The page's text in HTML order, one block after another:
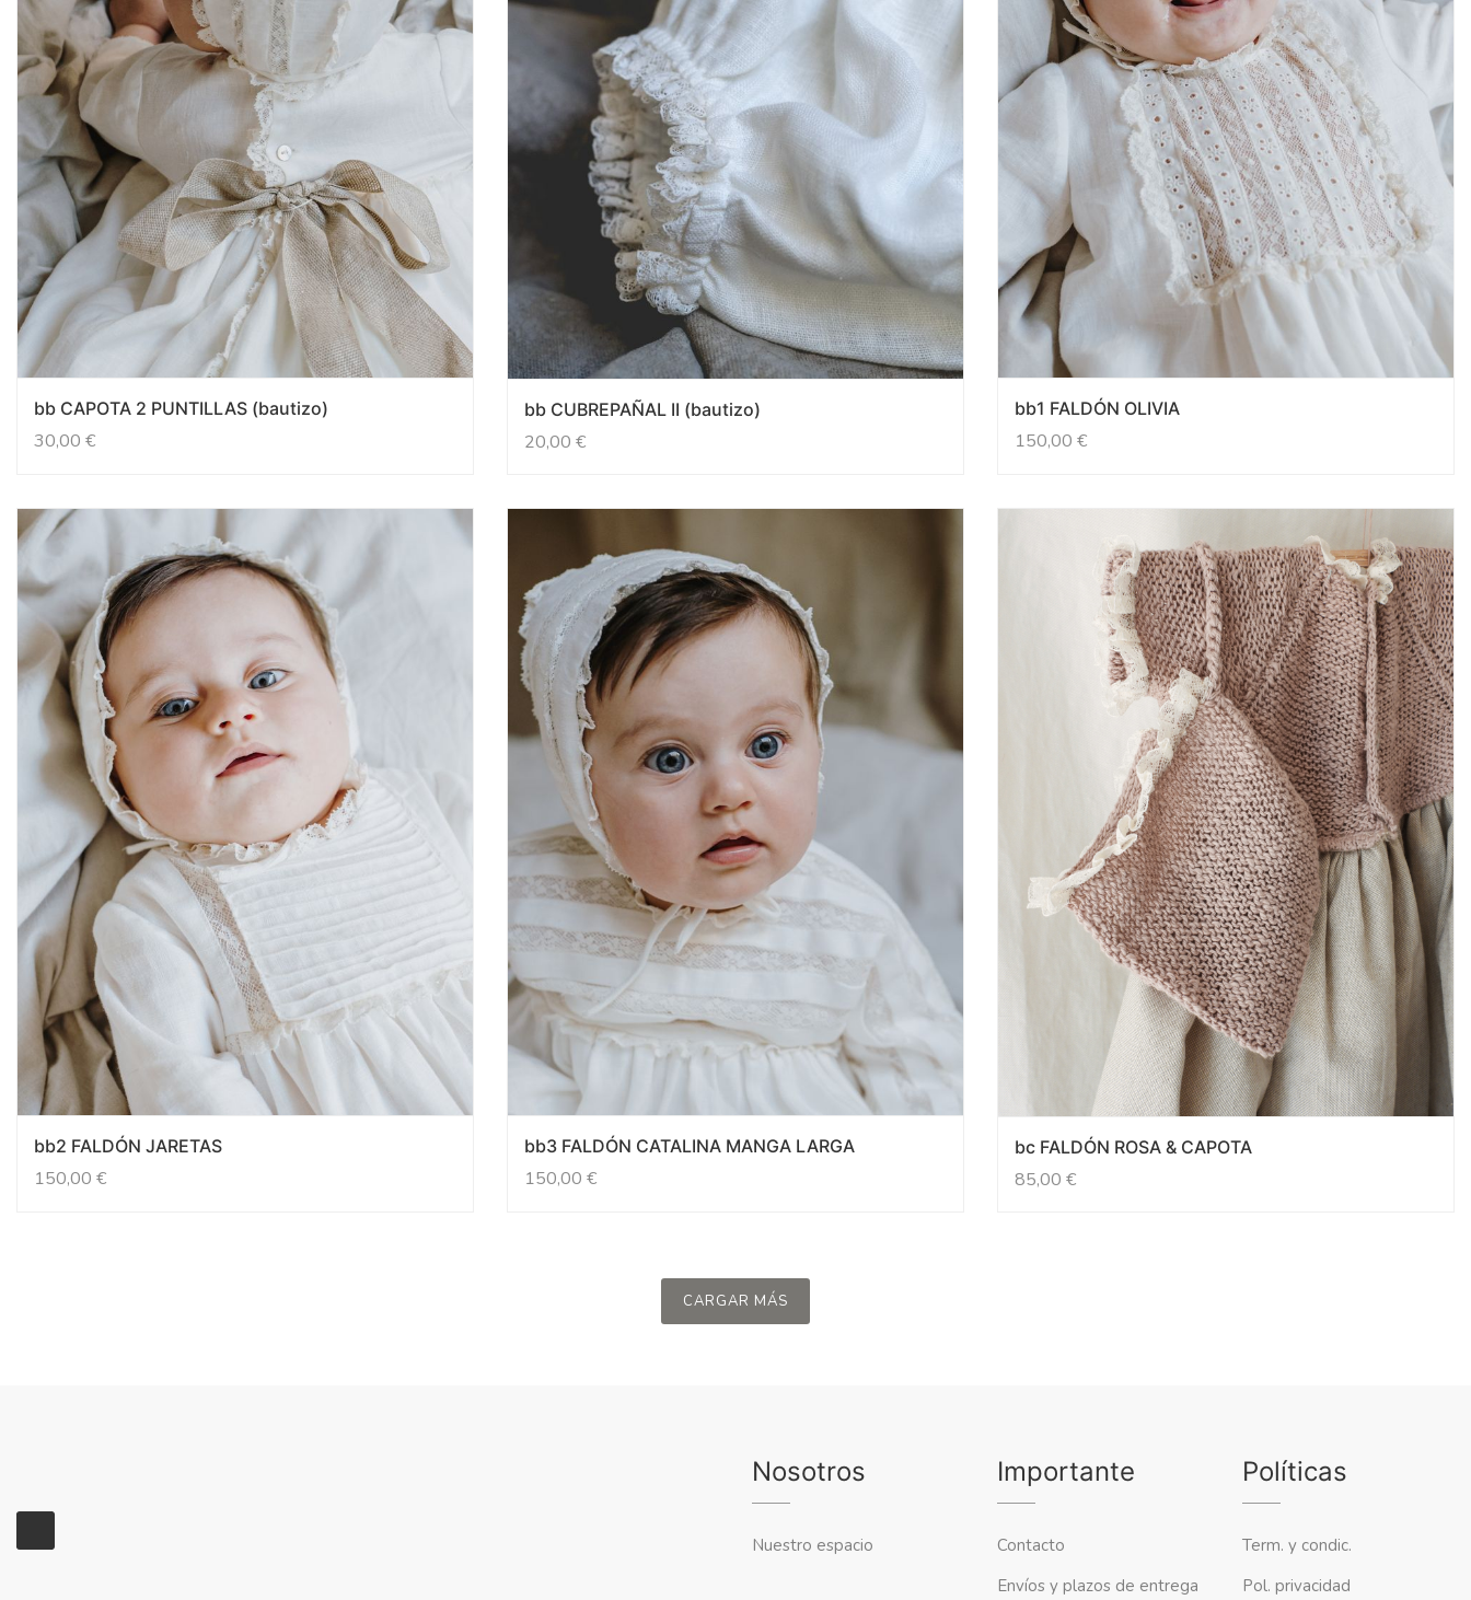
bb CAPOTA 2 PUNTILLAS (bautizo)
30,00 €
bb CUBREPAÑAL II (bautizo)
20,00 €
bb1 FALDÓN OLIVIA
150,00 €
bb2 FALDÓN JARETAS
150,00 €
bb3 FALDÓN CATALINA MANGA LARGA
150,00 €
bc FALDÓN ROSA & CAPOTA
85,00 €
CARGAR MÁS
Nosotros
Nuestro espacio
Importante
Contacto
Envíos y plazos de entrega
Políticas
Term. y condic.
Pol. privacidad